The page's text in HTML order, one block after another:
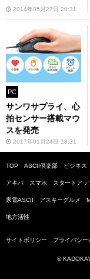
2014年05月27日 20:31
PC
サンワサプライ、心
拍センサー搭載マウ
スを発売
2017年01月24日 18:31
TOP ASCII倶楽部 ビジネス
アキバ スマホ スタートアッ
家電ASCII アスキーグルメ
地方活性
サイトポリシー プライバシー
©